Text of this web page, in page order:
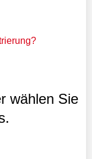
wählen Sie